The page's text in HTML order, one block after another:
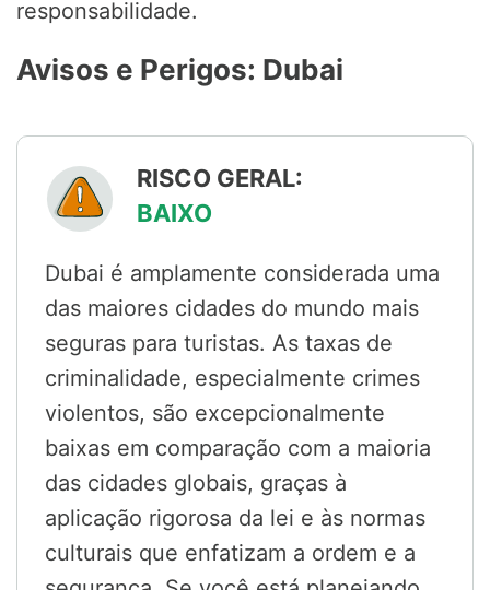
responsabilidade.
Avisos e Perigos: Dubai
RISCO GERAL:
BAIXO
Dubai é amplamente considerada uma
das maiores cidades do mundo mais
seguras para turistas. As taxas de
criminalidade, especialmente crimes
violentos, são excepcionalmente
baixas em comparação com a maioria
das cidades globais, graças à
aplicação rigorosa da lei e às normas
culturais que enfatizam a ordem e a